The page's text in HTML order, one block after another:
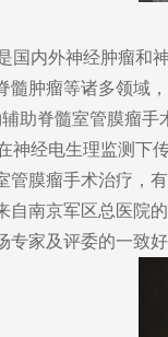
内外神经肿瘤和
髓肿瘤等诸多领域
脊髓室管膜瘤手
神经电生理监测下
管膜瘤手术治疗，
自南京军区总医院
家及评委的一致好